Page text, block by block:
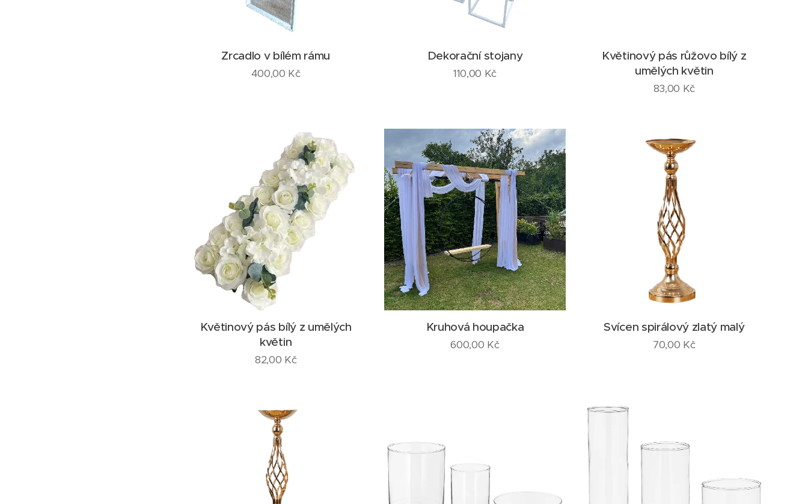
Zrcadlo v bílém rámu
400,00 Kč
Dekorační stojany
110,00 Kč
Květinový pás růžovo bílý z
umělých květin
83,00 Kč
Květinový pás bílý z umělých
květin
82,00 Kč
Kruhová houpačka
600,00 Kč
Svícen spirálový zlatý malý
70,00 Kč